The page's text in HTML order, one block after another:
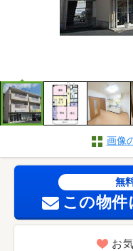
画像
無
この物
お